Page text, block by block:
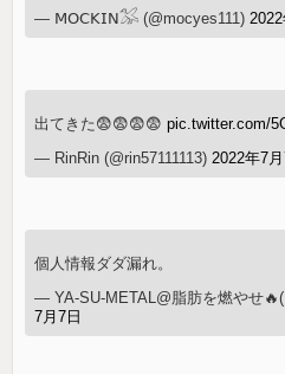
— 𝖬𝖮𝖢𝖪𝖨𝖭𓅮 (@mocyes111)
出てきた😨😨😨😨pic.twitter.com/
— RinRin (@rin57111113)2022年7月
個人情報ダダ漏れ。
— YA-SU-METAL@脂肪を燃やせ
7月7日